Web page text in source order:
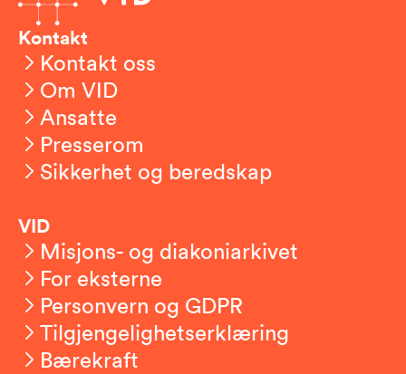
Kontakt
Kontakt oss
Om VID
Ansatte
Presserom
Sikkerhet og beredskap
VID
Misjons- og diakoniarkivet
For eksterne
Personvern og GDPR
Tilgjengelighetserklæring
Bærekraft